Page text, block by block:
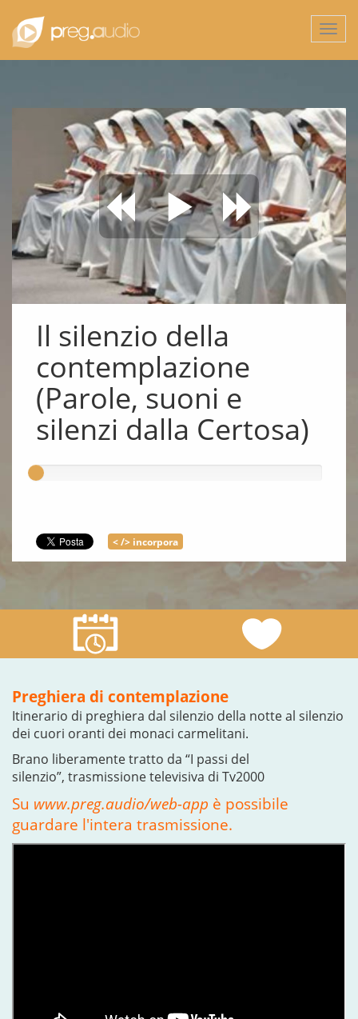
Il silenzio della
contemplazione
(Parole, suoni e
silenzi dalla Certosa)
< /> incorpora
Preghiera di contemplazione
Itinerario di preghiera dal silenzio della notte al silenzio
dei cuori oranti dei monaci carmelitani.
Brano liberamente tratto da “I passi del
silenzio”, trasmissione televisiva di Tv2000
Su www.preg.audio/web-app è possibile
guardare l'intera trasmissione.